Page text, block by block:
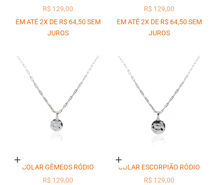
PREÇO PROMOCIONAL
R$ 129,00
EM ATÉ 2X DE R$ 64,50 SEM
JUROS
PREÇO PROMOCIONAL
R$ 129,00
EM ATÉ 2X DE R$ 64,50 SEM
JUROS
Adicionar ao carrinho
COLAR GÊMEOS RÓDIO
PREÇO PROMOCIONAL
R$ 129,00
Adicionar ao carrinho
COLAR ESCORPIÃO RÓDIO
PREÇO PROMOCIONAL
R$ 129,00